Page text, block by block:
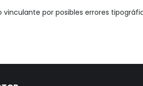
vinculante por posibles errores